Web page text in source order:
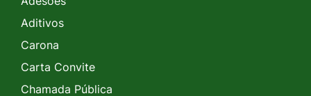
Aditivos
Carona
Carta Convite
Chamada Pública